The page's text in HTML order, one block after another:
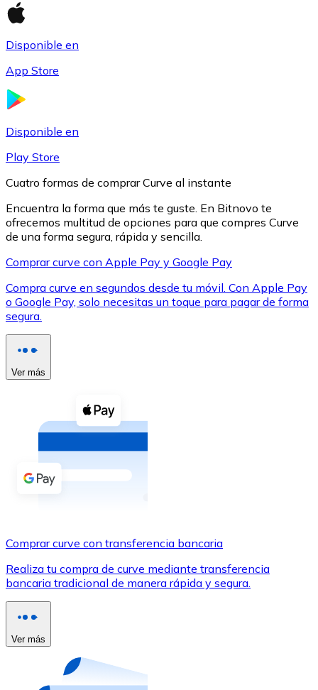
XRP
XRP
Ver todo
Compra criptomonedas con efectivo en tu tienda más
Comprar con efectivo
Transferencia SEPA
Utiliza tarjetas Visa y Mastercard para comprar
Comprar con tarjeta
Compra tarjetas regalo de tus marcas favoritas con
Disponible en
App Store
Disponible en
Play Store
Cuatro formas de comprar Curve al instante
Encuentra la forma que más te guste. En Bitnovo te
ofrecemos multitud de opciones para que compres Curve
de una forma segura, rápida y sencilla.
Comprar curve con Apple Pay y Google Pay
Compra curve en segundos desde tu móvil. Con Apple Pay
o Google Pay, solo necesitas un toque para pagar de forma
segura.
Ver más
Comprar curve con transferencia bancaria
Realiza tu compra de curve mediante transferencia
bancaria tradicional de manera rápida y segura.
Ver más